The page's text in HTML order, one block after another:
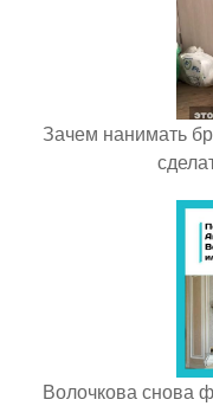
Зачем нанимать
Волочкова снова